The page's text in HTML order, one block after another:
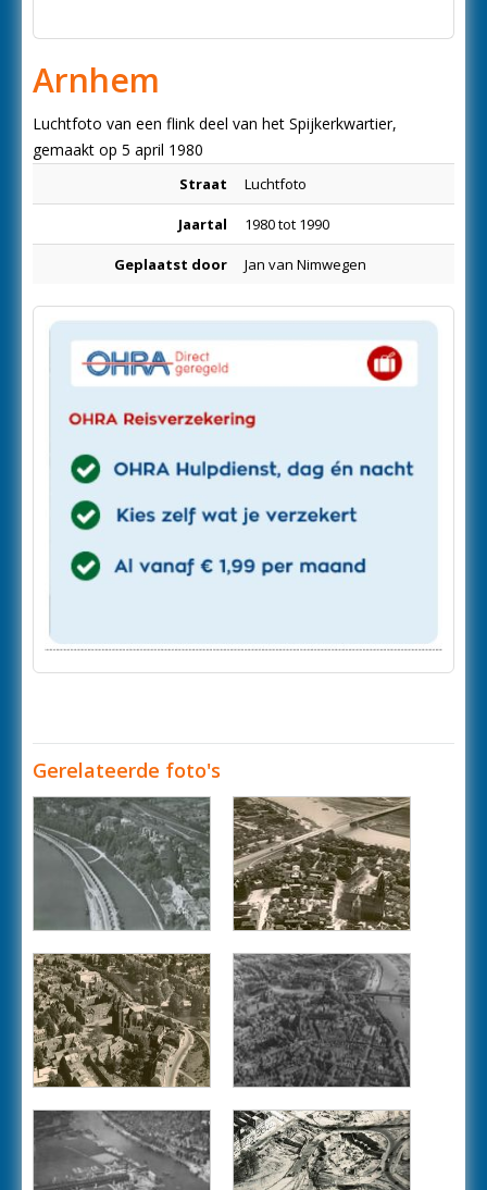
Arnhem
Luchtfoto van een flink deel van het Spijkerkwartier,
gemaakt op 5 april 1980
Straat Luchtfoto
Jaartal 1980 tot 1990
Geplaatst door Jan van Nimwegen
Gerelateerde foto's